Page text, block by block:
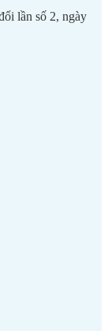
lần số 2, ngày